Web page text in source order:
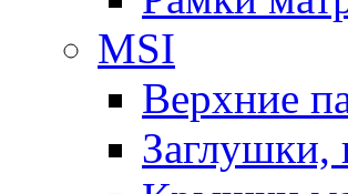
MSI
Верхние
Заглушки,